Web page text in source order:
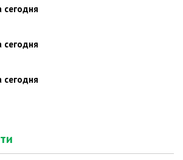
сегодня
сегодня
сегодня